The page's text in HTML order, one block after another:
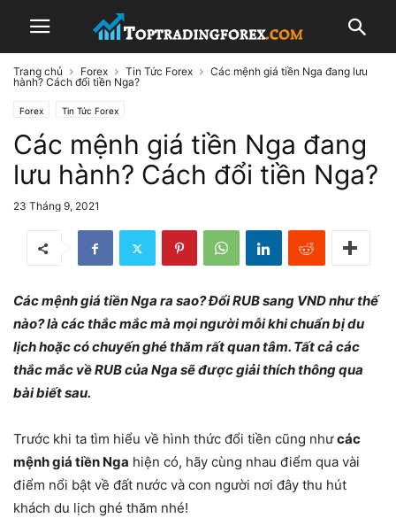
Trang chủ Forex Tin Tức Forex
Các mệnh giá tiền Nga đang lưu
hành? Cách đổi tiền Nga?
Forex Tin Tức Forex
Các mệnh giá tiền Nga đang
lưu hành? Cách đổi tiền Nga?
23 Tháng 9, 2021
Các mệnh giá tiền Nga ra sao? Đổi RUB sang VND như thế
nào? là các thắc mắc mà mọi người mỗi khi chuẩn bị du
lịch hoặc có chuyến ghé thăm rất quan tâm. Tất cả các
thắc mắc về RUB của Nga sẽ được giải thích thông qua
bài biết sau.
Trước khi ta tìm hiểu về hình thức đổi tiền cũng nhưcác
mệnh giá tiền Nga hiện có, hãy cùng nhau điểm qua vài
điểm nổi bật về đất nước và con người nơi đây thu hút
khách du lịch ghé thăm nhé!